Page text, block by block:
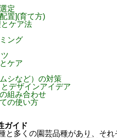
定
置](育て方)
ケア法
ング
ケア
シなど）の対策
デザインアイデア
組み合わせ
の使い方
ガイド
と多くの園芸品種があり、そ